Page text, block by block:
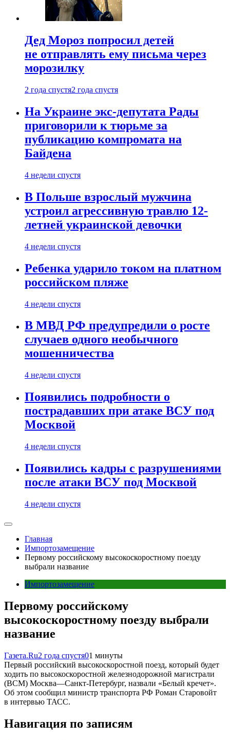
Дед Мороз попросил детей
не отправлять ему письма через
морозилку
2 года спустя2 года спустя
На Украине экс-депутата Рады
приговорили к тюрьме за
публикацию компромата на
Байдена
4 недели спустя
В Польше взрослый мужчина
устроил агрессивную травлю 12-
летней украинской девочки
4 недели спустя
Ребенка ударило током на платном
российском пляже
4 недели спустя
В МВД РФ предупредили о росте
случаев одного необычного
мошенничества
4 недели спустя
Появились подробности о
пострадавших при атаке ВСУ под
Москвой
4 недели спустя
Появились кадры с разрушениями
после атаки ВСУ под Москвой
4 недели спустя
Главная
Импортозамещение
Первому российскому высокоскоростному поезду
выбрали название
Импортозамещение
Первому российскому
высокоскоростному поезду выбрали
название
Газета.Ru2 года спустя01 минуты
Первый российский высокоскоростной поезд, который будет
ходить по высокоскоростной железнодорожной магистрали
(ВСМ) Москва—Санкт-Петербург, назвали «Белый кречет».
Об этом сообщил министр транспорта РФ Роман Старовойт
в интервью ТАСС.
Навигация по записям